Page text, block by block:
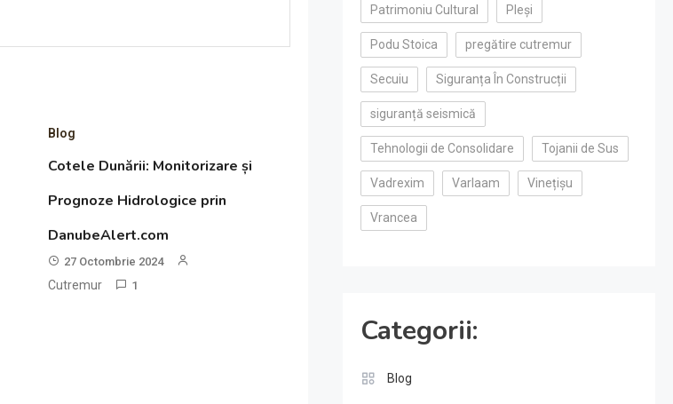
Blog
Cotele Dunării: Monitorizare și
Prognoze Hidrologice prin
DanubeAlert.com
27 Octombrie 2024
Cutremur 1
Patrimoniu Cultural Pleși
Podu Stoica pregătire cutremur
Secuiu Siguranța În Construcții
siguranță seismică
Tehnologii de Consolidare Tojanii de Sus
Vadrexim Varlaam Vinețișu
Vrancea
Categorii:
Blog